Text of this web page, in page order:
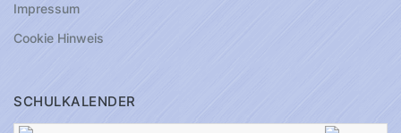
Impressum
Cookie Hinweis
SCHULKALENDER